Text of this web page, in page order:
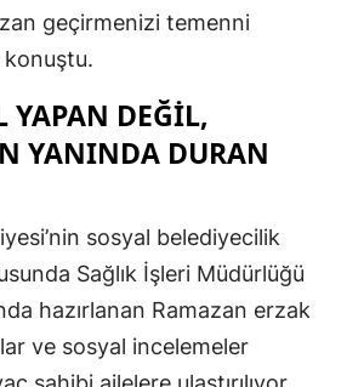
geçirmenizi temenni
konuştu.
YAPAN DEĞİL,
YANINDA DURAN
sosyal belediyecilik
Sağlık İşleri Müdürlüğü
hazırlanan Ramazan erzak
ve sosyal incelemeler